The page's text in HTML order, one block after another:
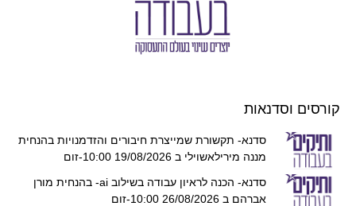
קורסים וסדנאות
סדנא- תקשורת שמייצרת חיבורים והזדמנויות בהנחית
מננה מירילאשוילי ב 19/08/2026 10:00-זום
סדנא- הכנה לראיון עבודה בשילוב ai- בהנחית מורן
אברהם ב 26/08/2026 10:00-זום